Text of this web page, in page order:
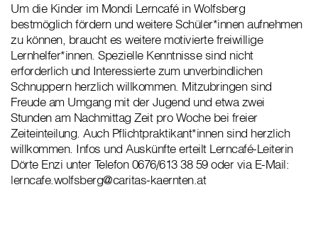
Um die Kinder im Mondi Lerncafé in Wolfsberg
bestmöglich fördern und weitere Schüler*innen aufnehmen
zu können, braucht es weitere motivierte freiwillige
Lernhelfer*innen. Spezielle Kenntnisse sind nicht
erforderlich und Interessierte zum unverbindlichen
Schnuppern herzlich willkommen. Mitzubringen sind
Freude am Umgang mit der Jugend und etwa zwei
Stunden am Nachmittag Zeit pro Woche bei freier
Zeiteinteilung. Auch Pflichtpraktikant*innen sind herzlich
willkommen. Infos und Auskünfte erteilt Lerncafé-Leiterin
Dörte Enzi unter Telefon 0676/613 38 59 oder via E-Mail:
lerncafe.wolfsberg@caritas-kaernten.at